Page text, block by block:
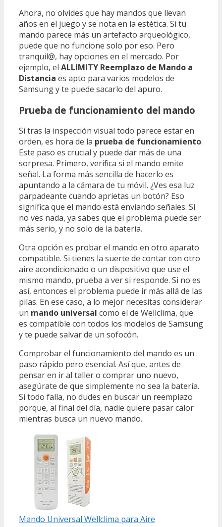
Ahora, no olvides que hay mandos que llevan
años en el juego y se nota en la estética. Si tu
mando parece más un artefacto arqueológico,
puede que no funcione solo por eso. Pero
tranquil@, hay opciones en el mercado. Por
ejemplo, el ALLIMITY Reemplazo de Mando a
Distancia es apto para varios modelos de
Samsung y te puede sacarlo del apuro.
Prueba de funcionamiento del mando
Si tras la inspección visual todo parece estar en
orden, es hora de la prueba de funcionamiento.
Este paso es crucial y puede dar más de una
sorpresa. Primero, verifica si el mando emite
señal. La forma más sencilla de hacerlo es
apuntando a la cámara de tu móvil. ¿Ves esa luz
parpadeante cuando aprietas un botón? Eso
significa que el mando está enviando señales. Si
no ves nada, ya sabes que el problema puede ser
más serio, y no solo de la batería.
Otra opción es probar el mando en otro aparato
compatible. Si tienes la suerte de contar con otro
aire acondicionado o un dispositivo que use el
mismo mando, prueba a ver si responde. Si no es
así, entonces el problema puede ir más allá de las
pilas. En ese caso, a lo mejor necesitas considerar
un mando universal como el de Wellclima, que
es compatible con todos los modelos de Samsung
y te puede salvar de un sofocón.
Comprobar el funcionamiento del mando es un
paso rápido pero esencial. Así que, antes de
pensar en ir al taller o comprar uno nuevo,
asegúrate de que simplemente no sea la batería.
Si todo falla, no dudes en buscar un reemplazo
porque, al final del día, nadie quiere pasar calor
mientras busca un nuevo mando.
Mando Universal Wellclima para Aire